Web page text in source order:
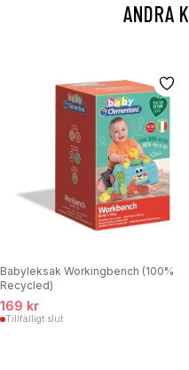
ANDRA
Babyleksak Workingbench (100%
Recycled)
169 kr
Tillfälligt slut